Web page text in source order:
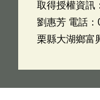
取得授權資訊
劉惠芳 電話
栗縣大湖鄉富